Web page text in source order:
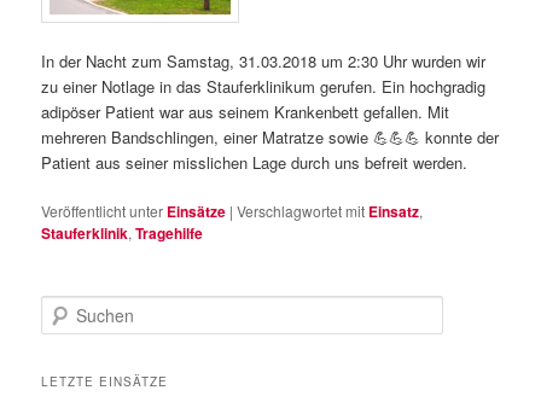
In der Nacht zum Samstag, 31.03.2018 um 2:30 Uhr wurden wir
zu einer Notlage in das Stauferklinikum gerufen. Ein hochgradig
adipöser Patient war aus seinem Krankenbett gefallen. Mit
mehreren Bandschlingen, einer Matratze sowie💪💪💪 konnte der
Patient aus seiner misslichen Lage durch uns befreit werden.
Veröffentlicht unter Einsätze |Verschlagwortet mit Einsatz,
Stauferklinik,Tragehilfe
u
hLETZTE EINSÄTZE